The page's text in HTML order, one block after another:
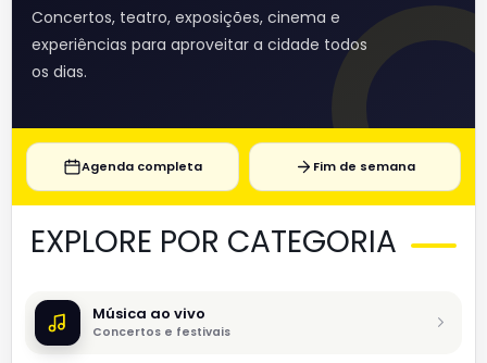
Concertos, teatro, exposições, cinema e
experiências para aproveitar a cidade todos
os dias.
Agenda completa Fim de semana
EXPLORE POR CATEGORIA
Música ao vivo
Concertos e festivais